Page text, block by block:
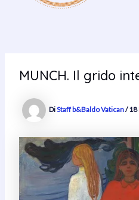
MUNCH. Il grido
DiStaff b&Baldo Vatican/18